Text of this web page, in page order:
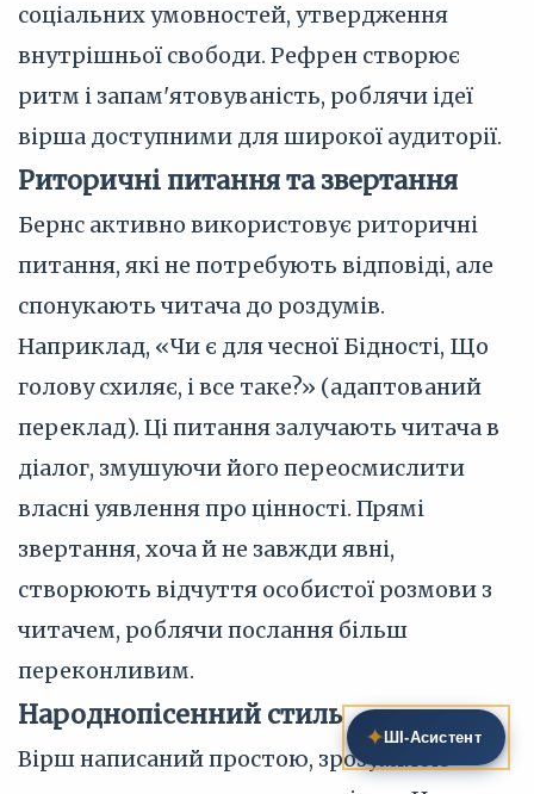
соціальних умовностей, утвердження
внутрішньої свободи. Рефрен створює
ритм і запам'ятовуваність, роблячи ідеї
вірша доступними для широкої аудиторії.
Риторичні питання та звертання
Бернс активно використовує риторичні
питання, які не потребують відповіді, але
спонукають читача до роздумів.
Наприклад, «Чи є для чесної Бідності, Що
голову схиляє, і все таке?» (адаптований
переклад). Ці питання залучають читача в
діалог, змушуючи його переосмислити
власні уявлення про цінності. Прямі
звертання, хоча й не завжди явні,
створюють відчуття особистої розмови з
читачем, роблячи послання більш
переконливим.
Народнопісенний стиль
Вірш написаний простою, зрозумілою
✦ ШІ‑Асистент